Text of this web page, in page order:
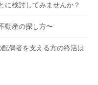
に検討してみませんか？
動産の探し方〜
偶者を支える方の終活は